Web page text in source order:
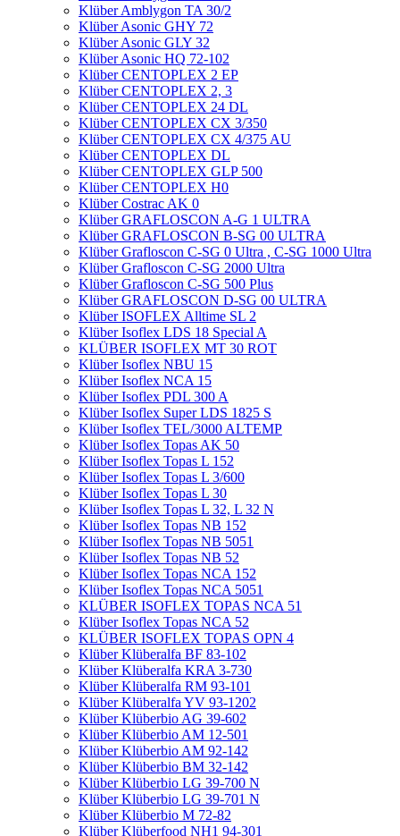
Klüber Amblygon TA 30/2
Klüber Asonic GHY 72
Klüber Asonic GLY 32
Klüber Asonic HQ 72-102
Klüber CENTOPLEX 2 EP
Klüber CENTOPLEX 2, 3
Klüber CENTOPLEX 24 DL
Klüber CENTOPLEX CX 3/350
Klüber CENTOPLEX CX 4/375 AU
Klüber CENTOPLEX DL
Klüber CENTOPLEX GLP 500
Klüber CENTOPLEX H0
Klüber Costrac AK 0
Klüber GRAFLOSCON A-G 1 ULTRA
Klüber GRAFLOSCON B-SG 00 ULTRA
Klüber Grafloscon C-SG 0 Ultra , C-SG 1000 Ultra
Klüber Grafloscon C-SG 2000 Ultra
Klüber Grafloscon C-SG 500 Plus
Klüber GRAFLOSCON D-SG 00 ULTRA
Klüber ISOFLEX Alltime SL 2
Klüber Isoflex LDS 18 Special A
KLÜBER ISOFLEX MT 30 ROT
Klüber Isoflex NBU 15
Klüber Isoflex NCA 15
Klüber Isoflex PDL 300 A
Klüber Isoflex Super LDS 1825 S
Klüber Isoflex TEL/3000 ALTEMP
Klüber Isoflex Topas AK 50
Klüber Isoflex Topas L 152
Klüber Isoflex Topas L 3/600
Klüber Isoflex Topas L 30
Klüber Isoflex Topas L 32, L 32 N
Klüber Isoflex Topas NB 152
Klüber Isoflex Topas NB 5051
Klüber Isoflex Topas NB 52
Klüber Isoflex Topas NCA 152
Klüber Isoflex Topas NCA 5051
KLÜBER ISOFLEX TOPAS NCA 51
Klüber Isoflex Topas NCA 52
KLÜBER ISOFLEX TOPAS OPN 4
Klüber Klüberalfa BF 83-102
Klüber Klüberalfa KRA 3-730
Klüber Klüberalfa RM 93-101
Klüber Klüberalfa YV 93-1202
Klüber Klüberbio AG 39-602
Klüber Klüberbio AM 12-501
Klüber Klüberbio AM 92-142
Klüber Klüberbio BM 32-142
Klüber Klüberbio LG 39-700 N
Klüber Klüberbio LG 39-701 N
Klüber Klüberbio M 72-82
Klüber Klüberfood NH1 94-301